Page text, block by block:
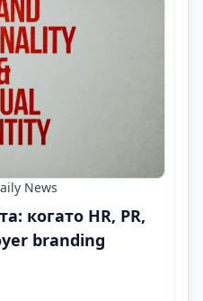
News
когато HR, PR,
branding